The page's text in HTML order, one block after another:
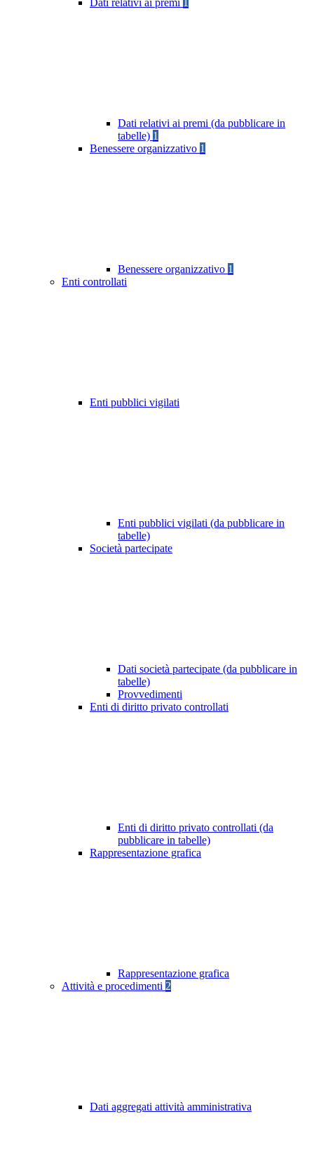
Dati relativi ai premi
Dati relativi ai premi (da pubblicare in
tabelle) 1
Benessere organizzativo 1
Benessere organizzativo 1
Enti controllati
Enti pubblici vigilati
Enti pubblici vigilati (da pubblicare in
tabelle)
Società partecipate
Dati società partecipate (da pubblicare in
tabelle)
Provvedimenti
Enti di diritto privato controllati
Enti di diritto privato controllati (da
pubblicare in tabelle)
Rappresentazione grafica
Rappresentazione grafica
Attività e procedimenti 2
Dati aggregati attività amministrativa